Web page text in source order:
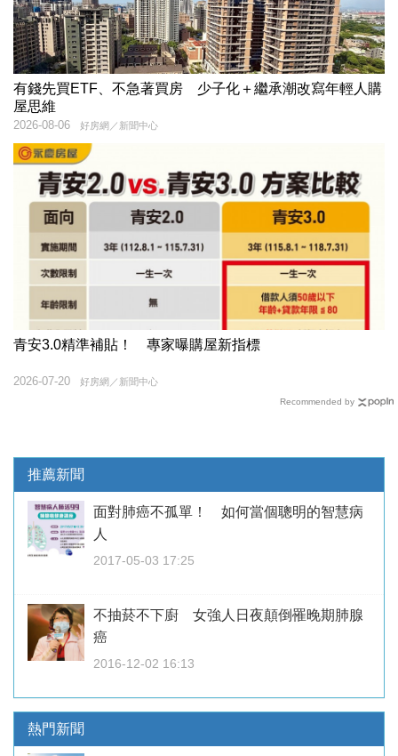
有錢先買ETF、不急著買房 少子化＋繼承潮改寫年輕人購
屋思維
好房網／新聞中心
2026-08-06
青安3.0精準補貼！ 專家曝購屋新指標
好房網／新聞中心
2026-07-20
Recommended by
推薦新聞
面對肺癌不孤單！ 如何當個聰明的智慧病
人
2017-05-03 17:25
不抽菸不下廚 女強人日夜顛倒罹晚期肺腺
癌
2016-12-02 16:13
熱門新聞